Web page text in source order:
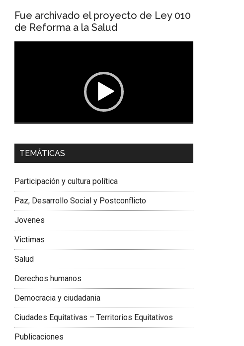
Fue archivado el proyecto de Ley 010
de Reforma a la Salud
Dra. Carolina Corcho Mejía,
Latinoamericana Sur, Vicepresidenta Federación
TEMÁTICAS
Participación y cultura política
Paz, Desarrollo Social y Postconflicto
Jovenes
Victimas
Salud
Derechos humanos
Democracia y ciudadania
Ciudades Equitativas – Territorios Equitativos
Publicaciones